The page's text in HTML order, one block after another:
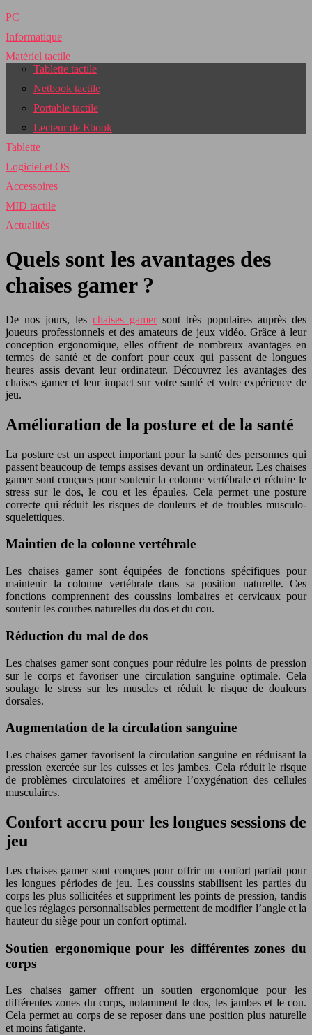
PC
Informatique
Matériel tactile
Tablette tactile
Netbook tactile
Portable tactile
Lecteur de Ebook
Tablette
Logiciel et OS
Accessoires
MID tactile
Actualités
Quels sont les avantages des
chaises gamer ?
De nos jours, les chaises gamer sont très populaires auprès des
joueurs professionnels et des amateurs de jeux vidéo. Grâce à leur
conception ergonomique, elles offrent de nombreux avantages en
termes de santé et de confort pour ceux qui passent de longues
heures assis devant leur ordinateur. Découvrez les avantages des
chaises gamer et leur impact sur votre santé et votre expérience de
jeu.
Amélioration de la posture et de la santé
La posture est un aspect important pour la santé des personnes qui
passent beaucoup de temps assises devant un ordinateur. Les chaises
gamer sont conçues pour soutenir la colonne vertébrale et réduire le
stress sur le dos, le cou et les épaules. Cela permet une posture
correcte qui réduit les risques de douleurs et de troubles musculo-
squelettiques.
Maintien de la colonne vertébrale
Les chaises gamer sont équipées de fonctions spécifiques pour
maintenir la colonne vertébrale dans sa position naturelle. Ces
fonctions comprennent des coussins lombaires et cervicaux pour
soutenir les courbes naturelles du dos et du cou.
Réduction du mal de dos
Les chaises gamer sont conçues pour réduire les points de pression
sur le corps et favoriser une circulation sanguine optimale. Cela
soulage le stress sur les muscles et réduit le risque de douleurs
dorsales.
Augmentation de la circulation sanguine
Les chaises gamer favorisent la circulation sanguine en réduisant la
pression exercée sur les cuisses et les jambes. Cela réduit le risque
de problèmes circulatoires et améliore l’oxygénation des cellules
musculaires.
Confort accru pour les longues sessions de
jeu
Les chaises gamer sont conçues pour offrir un confort parfait pour
les longues périodes de jeu. Les coussins stabilisent les parties du
corps les plus sollicitées et suppriment les points de pression, tandis
que les réglages personnalisables permettent de modifier l’angle et la
hauteur du siège pour un confort optimal.
Soutien ergonomique pour les différentes zones du
corps
Les chaises gamer offrent un soutien ergonomique pour les
différentes zones du corps, notamment le dos, les jambes et le cou.
Cela permet au corps de se reposer dans une position plus naturelle
et moins fatigante.